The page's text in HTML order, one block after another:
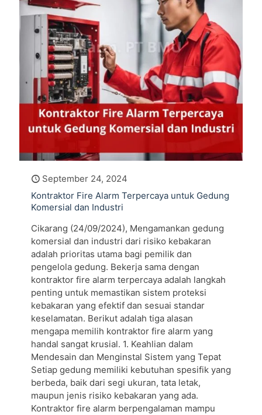
September 24, 2024
Kontraktor Fire Alarm Terpercaya untuk Gedung
Komersial dan Industri
Cikarang (24/09/2024), Mengamankan gedung
komersial dan industri dari risiko kebakaran
adalah prioritas utama bagi pemilik dan
pengelola gedung. Bekerja sama dengan
kontraktor fire alarm terpercaya adalah langkah
penting untuk memastikan sistem proteksi
kebakaran yang efektif dan sesuai standar
keselamatan. Berikut adalah tiga alasan
mengapa memilih kontraktor fire alarm yang
handal sangat krusial. 1. Keahlian dalam
Mendesain dan Menginstal Sistem yang Tepat
Setiap gedung memiliki kebutuhan spesifik yang
berbeda, baik dari segi ukuran, tata letak,
maupun jenis risiko kebakaran yang ada.
Kontraktor fire alarm berpengalaman mampu